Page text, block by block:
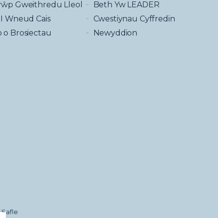
Gweithredu Lleol
Beth Yw LEADER
Wneud Cais
Cwestiynau Cyffredin
o Brosiectau
Newyddion
Safle